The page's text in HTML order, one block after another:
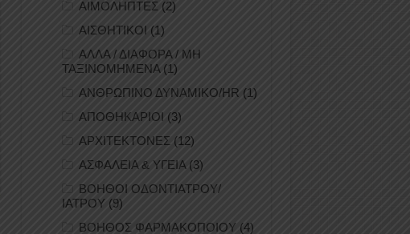
ΑΙΜΟΛΗΠΤΕΣ (2)
ΑΙΣΘΗΤΙΚΟΙ (1)
ΑΛΛΑ / ΔΙΑΦΟΡΑ / ΜΗ
ΤΑΞΙΝΟΜΗΜΕΝΑ(1)
ΑΝΘΡΩΠΙΝΟ ΔΥΝΑΜΙΚΟ/HR (1)
ΑΠΟΘΗΚΑΡΙΟΙ (3)
ΑΡΧΙΤΕΚΤΟΝΕΣ (12)
ΑΣΦΑΛΕΙΑ & ΥΓΕΙΑ (3)
ΒΟΗΘΟΙ ΟΔΟΝΤΙΑΤΡΟΥ/
ΙΑΤΡΟΥ(9)
ΒΟΗΘΟΣ ΦΑΡΜΑΚΟΠΟΙΟΥ (4)